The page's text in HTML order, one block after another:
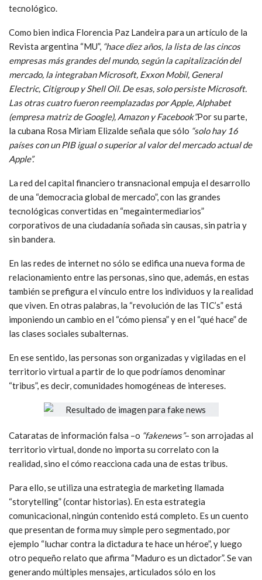
tecnológico.
Como bien indica Florencia Paz Landeira para un artículo de la
Revista argentina “MU”, “hace diez años, la lista de las cincos
empresas más grandes del mundo, según la capitalización del
mercado, la integraban Microsoft, Exxon Mobil, General
Electric, Citigroup y Shell Oil. De esas, solo persiste Microsoft.
Las otras cuatro fueron reemplazadas por Apple, Alphabet
(empresa matriz de Google), Amazon y Facebook”.Por su parte,
la cubana Rosa Miriam Elizalde señala que sólo “solo hay 16
países con un PIB igual o superior al valor del mercado actual de
Apple”.
La red del capital financiero transnacional empuja el desarrollo
de una “democracia global de mercado”, con las grandes
tecnológicas convertidas en “megaintermediarios”
corporativos de una ciudadanía soñada sin causas, sin patria y
sin bandera.
En las redes de internet no sólo se edifica una nueva forma de
relacionamiento entre las personas, sino que, además, en estas
también se prefigura el vínculo entre los individuos y la realidad
que viven. En otras palabras, la “revolución de las TIC’s” está
imponiendo un cambio en el “cómo piensa” y en el “qué hace” de
las clases sociales subalternas.
En ese sentido, las personas son organizadas y vigiladas en el
territorio virtual a partir de lo que podríamos denominar
“tribus”, es decir, comunidades homogéneas de intereses.
Cataratas de información falsa –o “fakenews”– son arrojadas al
territorio virtual, donde no importa su correlato con la
realidad, sino el cómo reacciona cada una de estas tribus.
Para ello, se utiliza una estrategia de marketing llamada
“storytelling” (contar historias). En esta estrategia
comunicacional, ningún contenido está completo. Es un cuento
que presentan de forma muy simple pero segmentado, por
ejemplo “luchar contra la dictadura te hace un héroe”, y luego
otro pequeño relato que afirma “Maduro es un dictador”. Se van
generando múltiples mensajes, articulados sólo en los